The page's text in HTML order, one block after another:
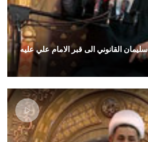
القانوني الى قبر الامام علي عليه